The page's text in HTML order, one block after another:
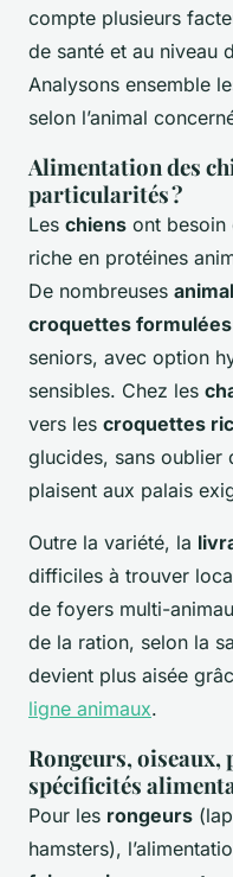
compte plusieurs
de santé et au niveau
Analysons ensemble
selon l’animal
Alimentation des
particularités ?
Les chiens ont besoin
riche en protéines
De nombreuses
croquettes formulées
seniors, avec option
sensibles. Chez les
vers les croquettes
glucides, sans oublier
plaisent aux palais
Outre la variété, la
difficiles à trouver
de foyers multi-
de la ration, selon la
devient plus aisée
ligne animaux.
Rongeurs, oiseaux,
spécificités
Pour les rongeurs
hamsters),